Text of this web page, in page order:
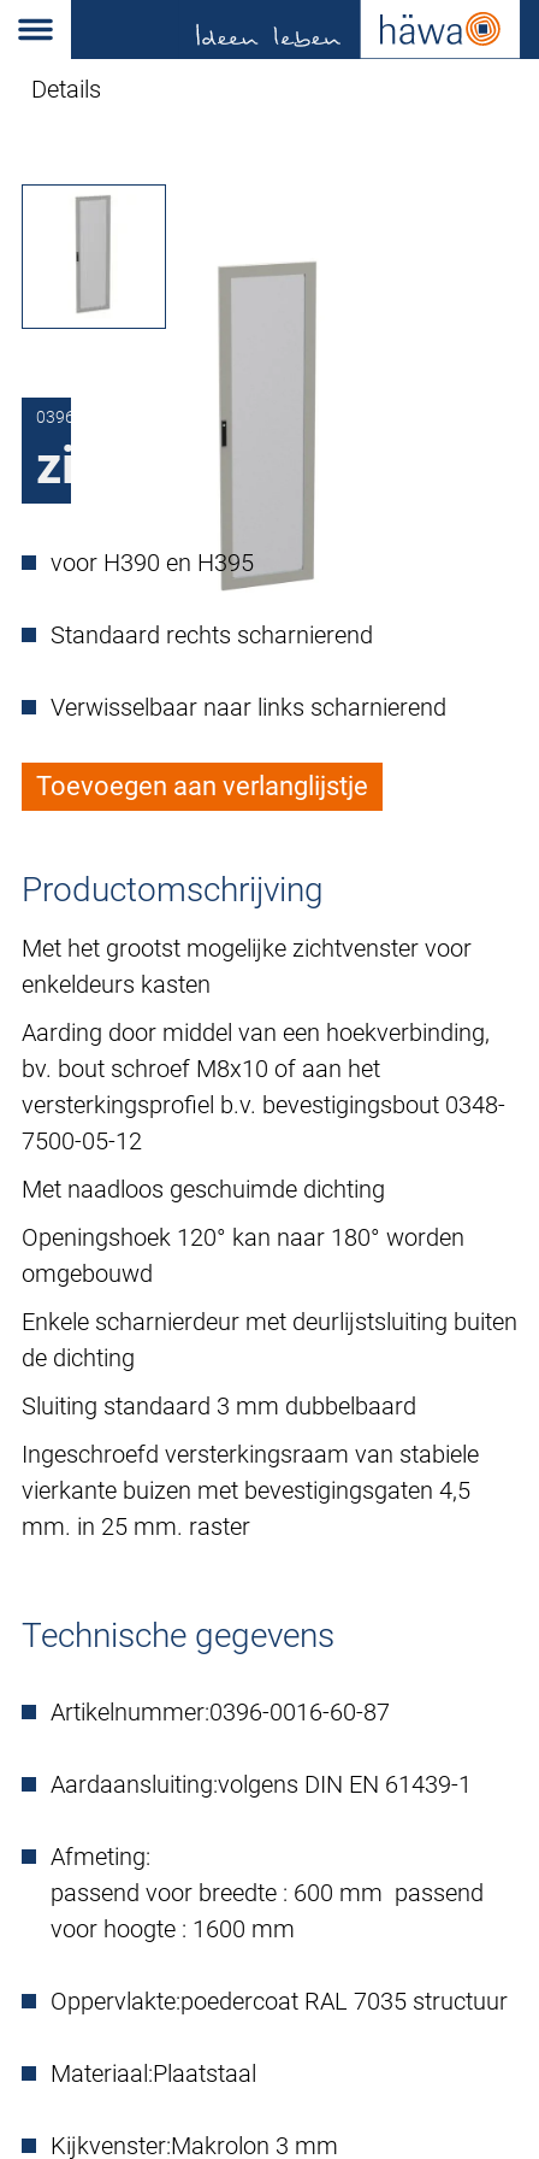
Details
0396-0016-60-87
zichtdeur
voor H390 en H395
Standaard rechts scharnierend
Verwisselbaar naar links scharnierend
Toevoegen aan verlanglijstje
Productomschrijving
Met het grootst mogelijke zichtvenster voor
enkeldeurs kasten
Aarding door middel van een hoekverbinding,
bv. bout schroef M8x10 of aan het
versterkingsprofiel b.v. bevestigingsbout 0348-
7500-05-12
Met naadloos geschuimde dichting
Openingshoek 120° kan naar 180° worden
omgebouwd
Enkele scharnierdeur met deurlijstsluiting buiten
de dichting
Sluiting standaard 3 mm dubbelbaard
Ingeschroefd versterkingsraam van stabiele
vierkante buizen met bevestigingsgaten 4,5
mm. in 25 mm. raster
Technische gegevens
Artikelnummer:0396-0016-60-87
Aardaansluiting:volgens DIN EN 61439-1
Afmeting:
passend voor breedte : 600 mm passend
voor hoogte : 1600 mm
Oppervlakte:poedercoat RAL 7035 structuur
Materiaal:Plaatstaal
Kijkvenster:Makrolon 3 mm